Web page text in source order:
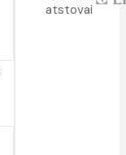
atstovai